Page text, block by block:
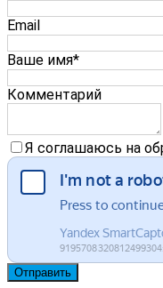
Email
Ваше имя*
Комментарий
Я соглашаюсь на